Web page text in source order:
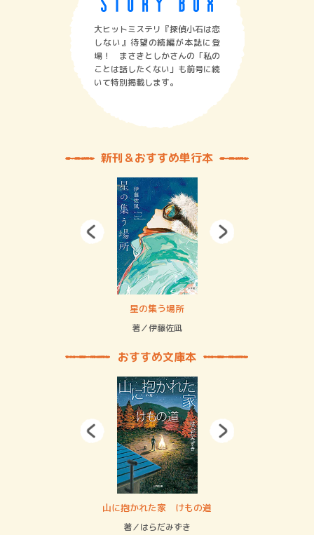
大ヒットミステリ『探偵小石は恋
しない』待望の続編が本誌に登
場！ まさきとしかさんの「私の
ことは話したくない」も前号に続
いて特別掲載します。
新刊＆おすすめ単行本
星の集う場所
著／伊藤佐凪
おすすめ文庫本
山に抱かれた家 けもの道
著／はらだみずき